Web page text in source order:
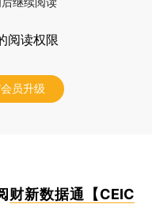
继续阅读
阅读权限
员升级
财新数据通【CEIC